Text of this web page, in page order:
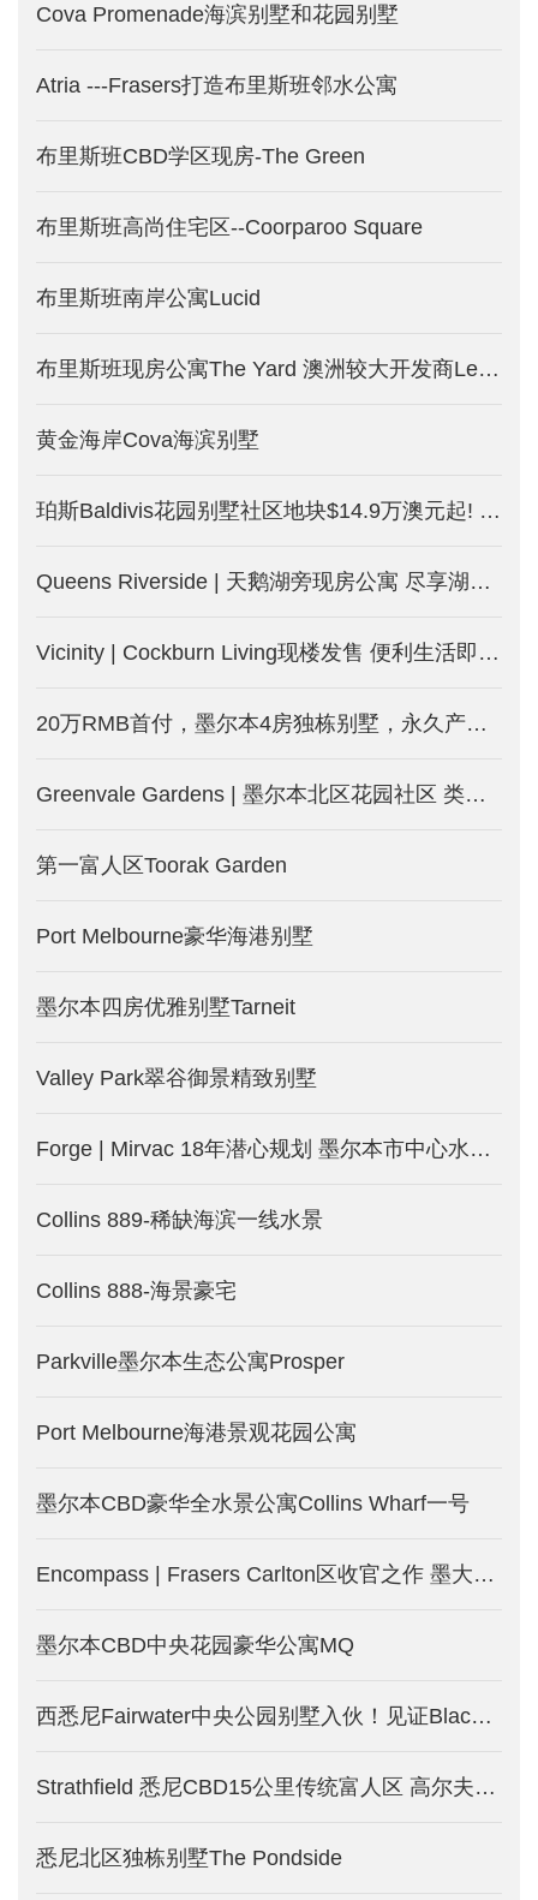
Cova Promenade海滨别墅和花园别墅
Atria ---Frasers打造布里斯班邻水公寓
布里斯班CBD学区现房-The Green
布里斯班高尚住宅区--Coorparoo Square
布里斯班南岸公寓Lucid
布里斯班现房公寓The Yard 澳洲较大开发商Lendlease打造
黄金海岸Cova海滨别墅
珀斯Baldivis花园别墅社区地块$14.9万澳元起! 土地别墅套餐$31.9万澳元起！租金回报达5%! 均免海外人士附加税！
Queens Riverside | 天鹅湖旁现房公寓 尽享湖边度假式生活
Vicinity | Cockburn Living现楼发售 便利生活即日起
20万RMB首付，墨尔本4房独栋别墅，永久产权的土地
Greenvale Gardens | 墨尔本北区花园社区 类型丰富包含独栋别墅和独立地块 配套完善 生活便利
第一富人区Toorak Garden
Port Melbourne豪华海港别墅
墨尔本四房优雅别墅Tarneit
Valley Park翠谷御景精致别墅
Forge | Mirvac 18年潜心规划 墨尔本市中心水滨公寓_澳洲墨尔本新楼盘发售中
Collins 889-稀缺海滨一线水景
Collins 888-海景豪宅
Parkville墨尔本生态公寓Prosper
Port Melbourne海港景观花园公寓
墨尔本CBD豪华全水景公寓Collins Wharf一号
Encompass | Frasers Carlton区收官之作 墨大学区房-墨尔本新楼盘发售
墨尔本CBD中央花园豪华公寓MQ
西悉尼Fairwater中央公园别墅入伙！见证Blacktown大不同！少量现房限时优惠！
Strathfield 悉尼CBD15公里传统富人区 高尔夫中的别墅-悉尼新房产出售中
悉尼北区独栋别墅The Pondside